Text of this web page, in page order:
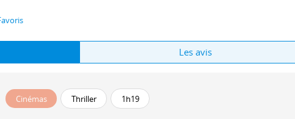
Les avis
Cinémas Thriller 1h19